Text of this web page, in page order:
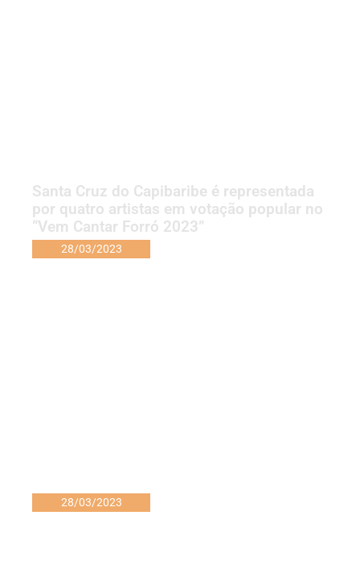
Santa Cruz do Capibaribe é representada
por quatro artistas em votação popular no
“Vem Cantar Forró 2023”
28/03/2023
28/03/2023